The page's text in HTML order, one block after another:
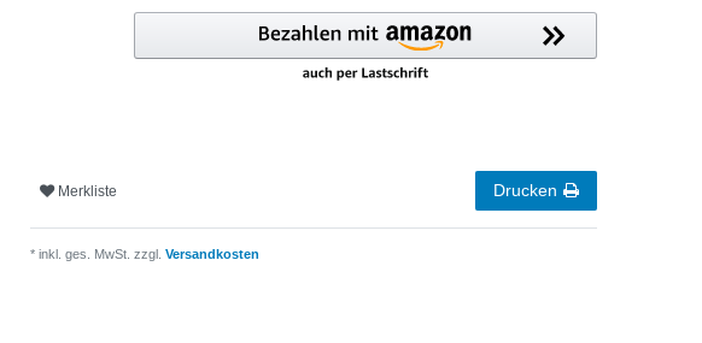
Merkliste Drucken
* inkl. ges. MwSt. zzgl. Versandkosten